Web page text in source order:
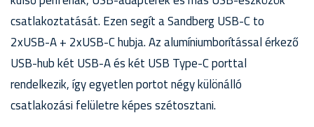
csatlakoztatását. Ezen segít a Sandberg USB-C to
2xUSB-A + 2xUSB-C hubja. Az alumíniumborítással érkező
USB-hub két USB-A és két USB Type-C porttal
rendelkezik, így egyetlen portot négy különálló
csatlakozási felületre képes szétosztani.